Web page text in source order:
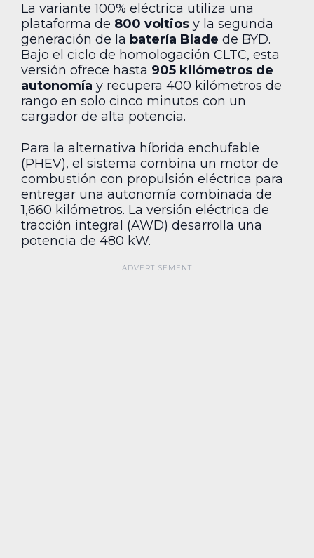
La variante 100% eléctrica utiliza una
plataforma de 800 voltios y la segunda
generación de la batería Blade de BYD.
Bajo el ciclo de homologación CLTC, esta
versión ofrece hasta 905 kilómetros de
autonomía y recupera 400 kilómetros de
rango en solo cinco minutos con un
cargador de alta potencia.
Para la alternativa híbrida enchufable
(PHEV), el sistema combina un motor de
combustión con propulsión eléctrica para
entregar una autonomía combinada de
1,660 kilómetros. La versión eléctrica de
tracción integral (AWD) desarrolla una
potencia de 480 kW.